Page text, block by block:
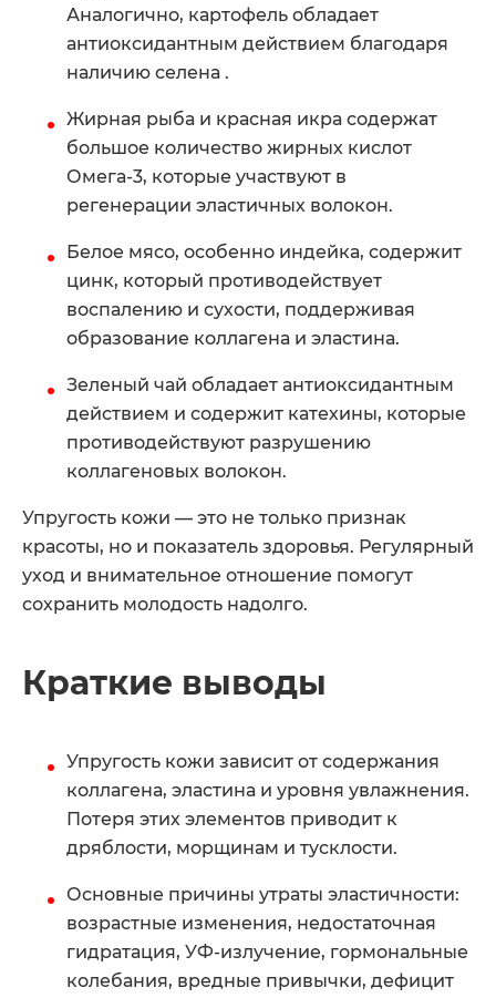
Аналогично, картофель обладает
антиоксидантным действием благодаря
наличию селена .
Жирная рыба и красная икра содержат
большое количество жирных кислот
Омега-3, которые участвуют в
регенерации эластичных волокон.
Белое мясо, особенно индейка, содержит
цинк, который противодействует
воспалению и сухости, поддерживая
образование коллагена и эластина.
Зеленый чай обладает антиоксидантным
действием и содержит катехины, которые
противодействуют разрушению
коллагеновых волокон.
Упругость кожи — это не только признак
красоты, но и показатель здоровья. Регулярный
уход и внимательное отношение помогут
сохранить молодость надолго.
Краткие выводы
Упругость кожи зависит от содержания
коллагена, эластина и уровня увлажнения.
Потеря этих элементов приводит к
дряблости, морщинам и тусклости.
Основные причины утраты эластичности:
возрастные изменения, недостаточная
гидратация, УФ-излучение, гормональные
колебания, вредные привычки, дефицит